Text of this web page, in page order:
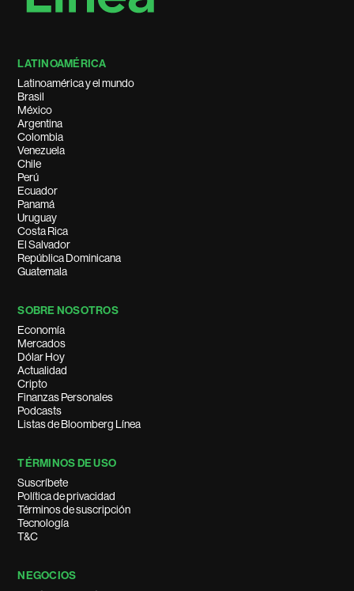
LATINOAMÉRICA
Latinoamérica y el mundo
Brasil
México
Argentina
Colombia
Venezuela
Chile
Perú
Ecuador
Panamá
Uruguay
Costa Rica
El Salvador
República Dominicana
Guatemala
SOBRE NOSOTROS
Economía
Mercados
Dólar Hoy
Actualidad
Cripto
Finanzas Personales
Podcasts
Listas de Bloomberg Línea
TÉRMINOS DE USO
Suscríbete
Política de privacidad
Términos de suscripción
Tecnología
T&C
NEGOCIOS